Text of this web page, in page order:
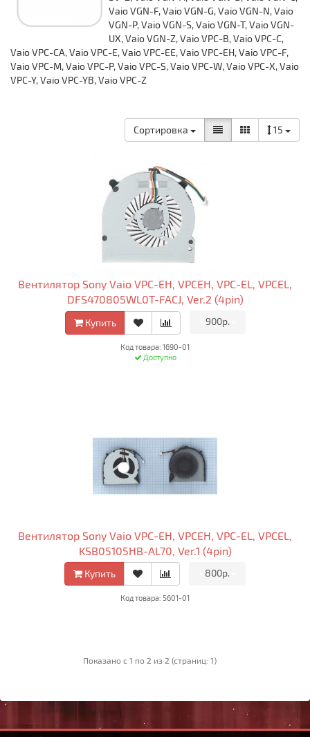
Vaio VGN-F, Vaio VGN-G, Vaio VGN-N, Vaio
VGN-P, Vaio VGN-S, Vaio VGN-T, Vaio VGN-
UX, Vaio VGN-Z, Vaio VPC-B, Vaio VPC-C,
Vaio VPC-CA, Vaio VPC-E, Vaio VPC-EE, Vaio VPC-EH, Vaio VPC-F,
Vaio VPC-M, Vaio VPC-P, Vaio VPC-S, Vaio VPC-W, Vaio VPC-X, Vaio
VPC-Y, Vaio VPC-YB, Vaio VPC-Z
Сортировка 15
Вентилятор Sony Vaio VPC-EH, VPCEH, VPC-EL, VPCEL,
DFS470805WL0T-FACJ, Ver.2 (4pin)
Купить 900р.
Код товара: 1690-01
Доступно
Вентилятор Sony Vaio VPC-EH, VPCEH, VPC-EL, VPCEL,
KSB05105HB-AL70, Ver.1 (4pin)
Купить 800р.
Код товара: 5601-01
Показано с 1 по 2 из 2 (страниц: 1)